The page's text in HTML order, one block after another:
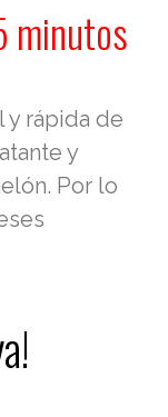
minutos
y rápida de
y
Por lo